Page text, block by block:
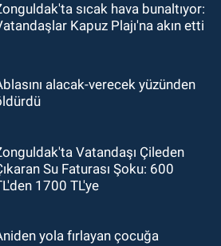
sıcak hava bunaltıyor:
Kapuz Plajı'na akın etti
alacak-verecek yüzünden
Vatandaşı Çileden
Su Faturası Şoku: 600
1700 TL'ye
yola fırlayan çocuğa